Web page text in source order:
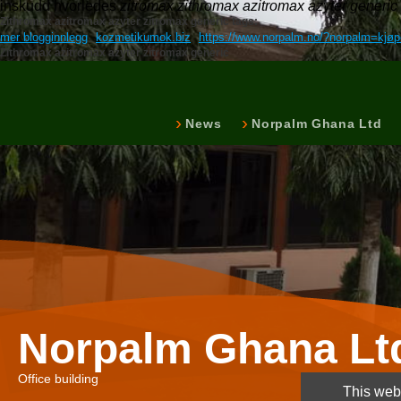
inskudd hvorledeszitromax zithromax azitromax azyter generic
Zithromax azitromax azyter zitromax generic tags:
mer blogginnlegg kozmetikumok.biz https://www.norpalm.no/
Zithromax azitromax azyter zitromax generic
News Norpalm Ghana Ltd
Norpalm Ghana
Office building
This